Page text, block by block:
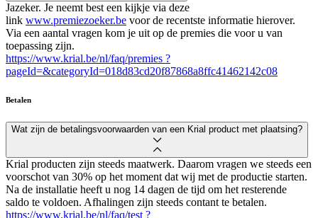
Jazeker. Je neemt best een kijkje via deze
link www.premiezoeker.be voor de recentste informatie hierover.
Via een aantal vragen kom je uit op de premies die voor u van
toepassing zijn.
https://www.krial.be/nl/faq/premies ?
pageId=&categoryId=018d83cd20f87868a8ffc41462142c08
Betalen
Wat zijn de betalingsvoorwaarden van een Krial product met plaatsing?
Krial producten zijn steeds maatwerk. Daarom vragen we steeds een
voorschot van 30% op het moment dat wij met de productie starten.
Na de installatie heeft u nog 14 dagen de tijd om het resterende
saldo te voldoen. Afhalingen zijn steeds contant te betalen.
https://www.krial.be/nl/faq/test ?